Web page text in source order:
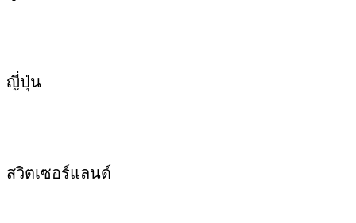
ญี่ปุ่น
สวิตเซอร์แลนด์